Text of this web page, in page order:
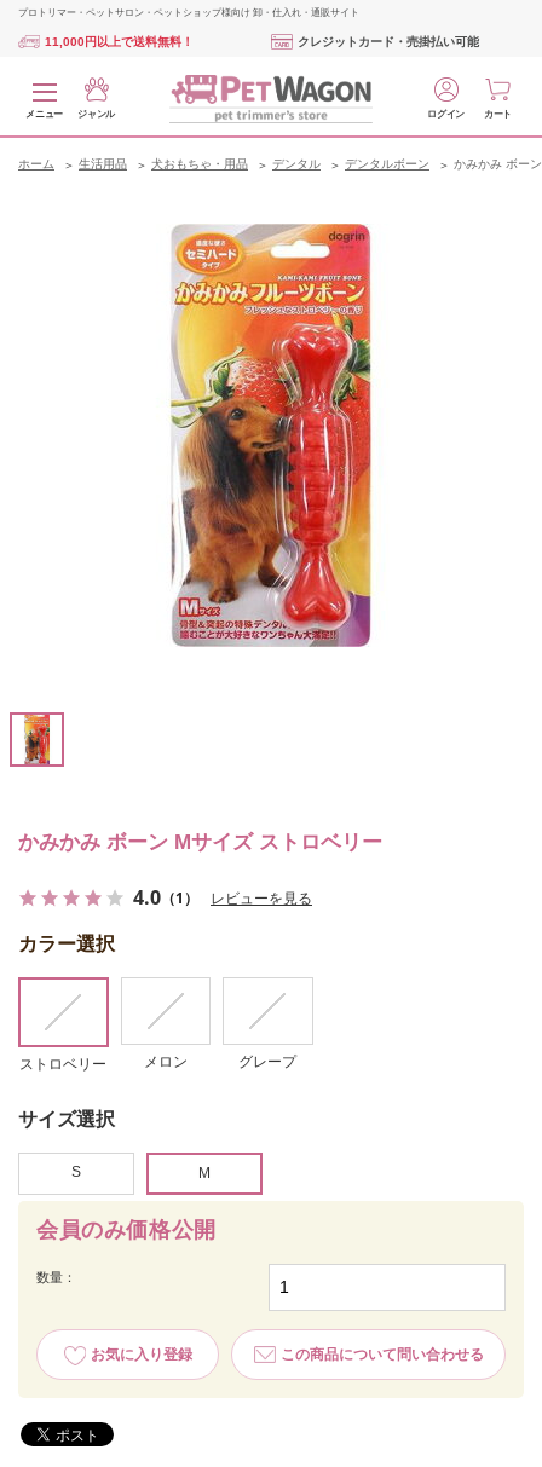
プロトリマー・ペットサロン・ペットショップ様向け 卸・仕入れ・通販サイト
11,000円以上で送料無料！ クレジットカード・売掛払い可能
メニュー ジャンル ログイン カート
ホーム 生活用品 犬おもちゃ・用品 デンタル デンタルボーン かみかみ ボー
かみかみ ボーン Mサイズ ストロベリー
4.0 （1） レビューを見る
会員のみ価格公開
数量：
お気に入り登録 この商品について問い合わせる
カラー選択
ストロベリー メロン グレープ
サイズ選択
S M